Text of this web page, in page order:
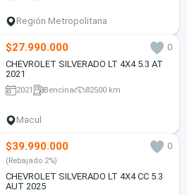
Región Metropolitana
$27.990.000
0
CHEVROLET SILVERADO LT 4X4 5.3 AT
2021
2021 Bencina 82500 km
Macul
$39.990.000 0
(Rebajado 2%)
CHEVROLET SILVERADO LT 4X4 CC 5.3
AUT 2025